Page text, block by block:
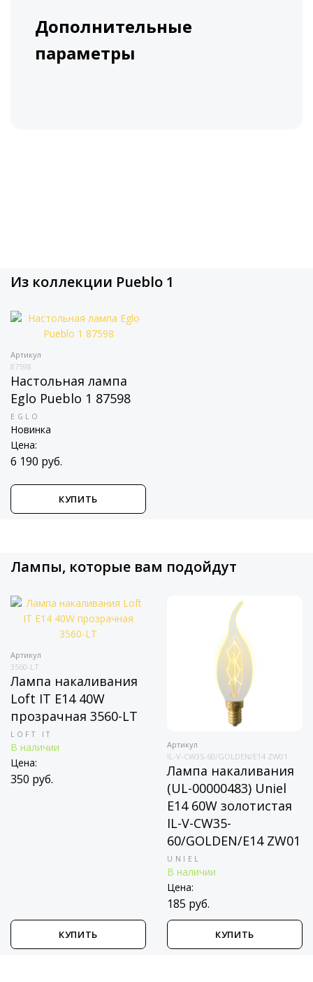
Дополнительные
параметры
Из коллекции Pueblo 1
Артикул
87598
Настольная лампа
Eglo Pueblo 1 87598
EGLO
Новинка
Цена:
6 190 руб.
КУПИТЬ
Лампы, которые вам подойдут
Артикул
3560-LT
Лампа накаливания
Loft IT E14 40W
прозрачная 3560-LT
LOFT IT
В наличии
Цена:
350 руб.
КУПИТЬ
Артикул
IL-V-CW35-60/GOLDEN/E14 ZW01
Лампа накаливания
(UL-00000483) Uniel
E14 60W золотистая
IL-V-CW35-
60/GOLDEN/E14 ZW01
UNIEL
В наличии
Цена:
185 руб.
КУПИТЬ